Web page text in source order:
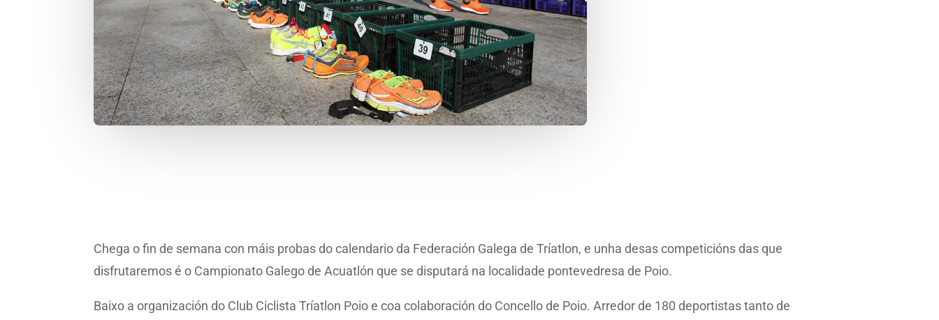
Chega o fin de semana con máis probas do calendario da Federación Galega de Tríatlon, e unha desas competicións das que
disfrutaremos é o Campionato Galego de Acuatlón que se disputará na localidade pontevedresa de Poio.
Baixo a organización do Club Ciclista Tríatlon Poio e coa colaboración do Concello de Poio. Arredor de 180 deportistas tanto de